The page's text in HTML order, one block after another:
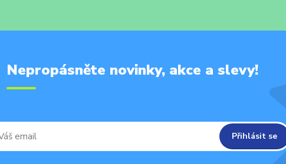
Nepropásněte novinky, akce a slevy!
Přihlásit se